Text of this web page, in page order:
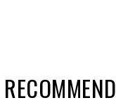
RECOMMEND